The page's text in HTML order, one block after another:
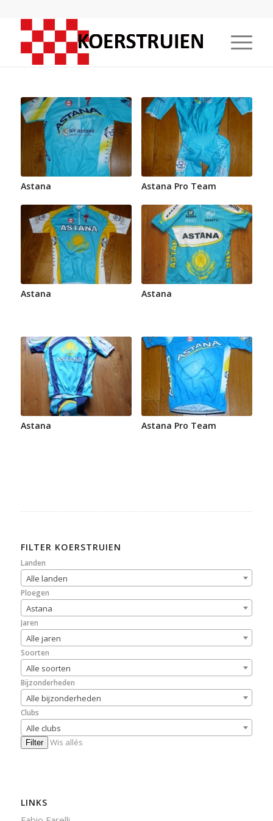
Astana Astana Pro Team
Astana Astana
Astana Astana Pro Team
FILTER KOERSTRUIEN
Landen
Alle landen
Ploegen
Astana
Jaren
Alle jaren
Soorten
Alle soorten
Bijzonderheden
Alle bijzonderheden
Clubs
Alle clubs
Filter Wis allés
LINKS